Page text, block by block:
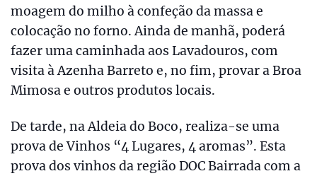
moagem do milho à confeção da massa e
colocação no forno. Ainda de manhã, poderá
fazer uma caminhada aos Lavadouros, com
visita à Azenha Barreto e, no fim, provar a Broa
Mimosa e outros produtos locais.
De tarde, na Aldeia do Boco, realiza-se uma
prova de Vinhos “4 Lugares, 4 aromas”. Esta
prova dos vinhos da região DOC Bairrada com a